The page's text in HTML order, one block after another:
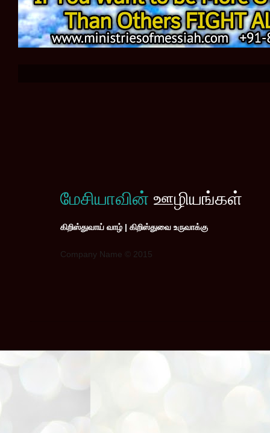
மேசியாவின் ஊழியங்கள்
கிறிஸ்துவாய் வாழ் | கிறிஸ்துவை உருவாக்கு
Company Name © 2015